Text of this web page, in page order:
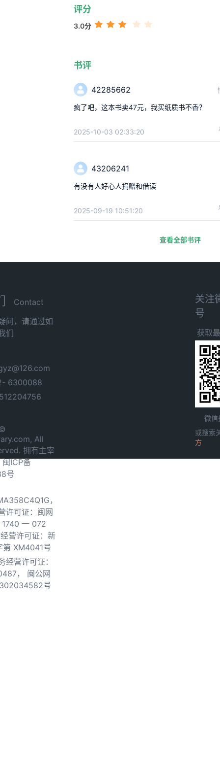
评分
3.0分
书评
42285662
疯了吧，这本书卖47元，我买纸质书不香？
2025-10-03 02:33:20
43206241
有没有人好心人捐赠和借读
2025-09-19 10:51:20
查看全部书评
Contact
问，请通过如
们
6300088
All
拥有主宰
闽ICP备
号
，
许可证：闽网
一 072
营许可证：新
第 XM4041号
经营许可证：
，
闽公网
号
关注
号
获取
微信
或搜索
方